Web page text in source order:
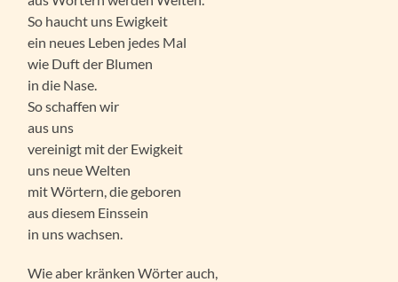
So haucht uns Ewigkeit
ein neues Leben jedes Mal
wie Duft der Blumen
in die Nase.
So schaffen wir
aus uns
vereinigt mit der Ewigkeit
uns neue Welten
mit Wörtern, die geboren
aus diesem Einssein
in uns wachsen.
Wie aber kränken Wörter auch,